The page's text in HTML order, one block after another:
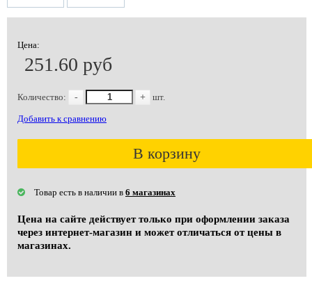
Цена:
251.60 руб
Количество: - + шт.
Добавить к сравнению
В корзину
Товар есть в наличии в 6 магазинах
Цена на сайте действует только при оформлении заказа
через интернет-магазин и может отличаться от цены в
магазинах.